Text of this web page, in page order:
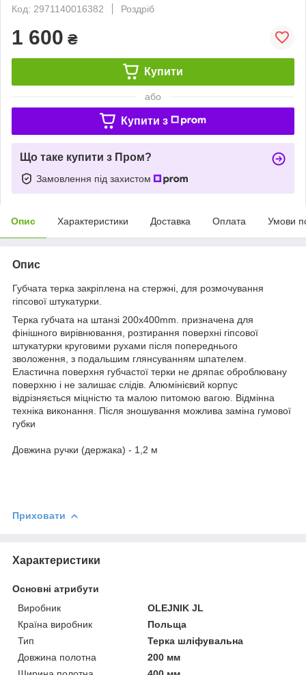
Код: 2971140016382
Роздріб
1 600 ₴
Купити
або
Купити з
Що таке купити з Пром?
Замовлення під захистом
Опис Характеристики Доставка Оплата Умови
Опис
Губчата терка закріплена на стержні, для розмочування
гіпсової штукатурки.
Терка губчата на штанзі 200x400mm. призначена для
фінішного вирівнювання, розтирання поверхні гіпсової
штукатурки круговими рухами після попереднього
зволоження, з подальшим глянсуванням шпателем.
Еластична поверхня губчастої терки не дряпає оброблювану
поверхню і не залишає слідів. Алюмінієвий корпус
відрізняється міцністю та малою питомою вагою. Відмінна
техніка виконання. Після зношування можлива заміна гумової
губки
Довжина ручки (держака) - 1,2 м
Приховати
Характеристики
Основні атрибути
Виробник
OLEJNIK JL
Країна виробник
Польща
Тип
Терка шліфувальна
Довжина полотна
200 мм